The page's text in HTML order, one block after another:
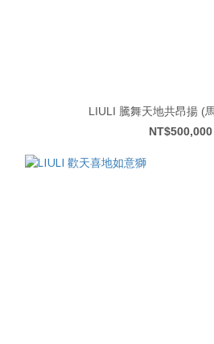
LIULI 騰舞天地共昂揚 (
NT$500,000